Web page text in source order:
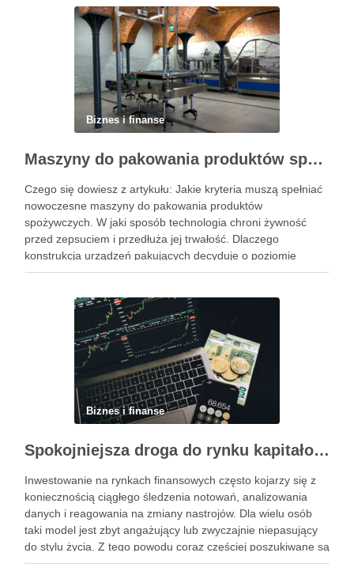
Biznes i finanse
Maszyny do pakowania produktów spożywczych – standardy higieny i nowoczesne technologie w przetwórstwie
Czego się dowiesz z artykułu: Jakie kryteria muszą spełniać
nowoczesne maszyny do pakowania produktów
spożywczych. W jaki sposób technologia chroni żywność
przed zepsuciem i przedłuża jej trwałość. Dlaczego
konstrukcja urządzeń pakujących decyduje o poziomie
higieny w zakładzie. Jak dobrać odpowiedni system
Powiązane wpisy: Jak …
Biznes i finanse
Spokojniejsza droga do rynku kapitałowego bez presji codziennych decyzji
Inwestowanie na rynkach finansowych często kojarzy się z
koniecznością ciągłego śledzenia notowań, analizowania
danych i reagowania na zmiany nastrojów. Dla wielu osób
taki model jest zbyt angażujący lub zwyczajnie niepasujący
do stylu życia. Z tego powodu coraz częściej poszukiwane są
rozwiązania, które pozwalają uczestniczyć w rynku w sposób